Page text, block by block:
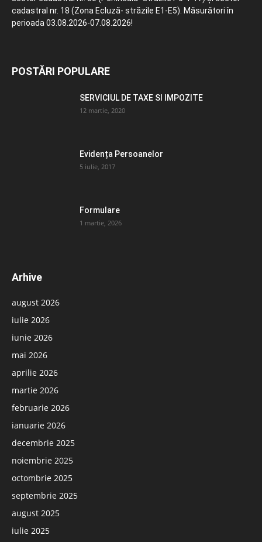
cadastral nr. 18 (Zona Ecluză- străzile E1-E5). Măsurători în
perioada 03.08.2026-07.08.2026!
POSTĂRI POPULARE
SERVICIUL DE TAXE SI IMPOZITE
12 martie, 2020
Evidența Persoanelor
5 iulie, 2017
Formulare
1 martie, 2026
Arhive
august 2026
iulie 2026
iunie 2026
mai 2026
aprilie 2026
martie 2026
februarie 2026
ianuarie 2026
decembrie 2025
noiembrie 2025
octombrie 2025
septembrie 2025
august 2025
iulie 2025